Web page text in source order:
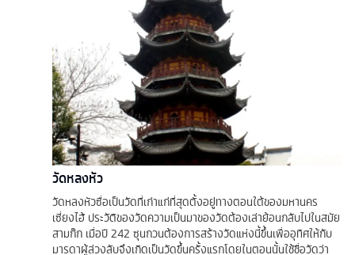
วัดหลงหัว
วัดหลงหัวซื่อเป็นวัดที่เก่าแก่ที่สุดตั้งอยู่ทางตอนใต้ของมหานคร
เซี่ยงไฮ้ ประวัติของวัดความเป็นมาของวัดต้องเล่าย้อนกลับไปในสมัย
สามก๊ก เมื่อปี 242 ซุนกวนต้องการสร้างวัดแห่งนี้ขึ้นเพื่ออุทิศให้กับ
มารดาผู้ล่วงลับจึงเกิดเป็นวัดขึ้นครั้งแรกโดยในตอนนั้นใช้ชื่อวัดว่า